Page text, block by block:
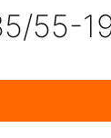
55-